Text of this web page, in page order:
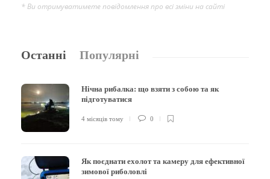
* Ви отримуватимете повідомлення про всі зміни на сайті
Останні Популярні
Нічна рибалка: що взяти з собою та як
підготуватися
4 місяців тому 0
Як поєднати ехолот та камеру для ефективної
зимової риболовлі